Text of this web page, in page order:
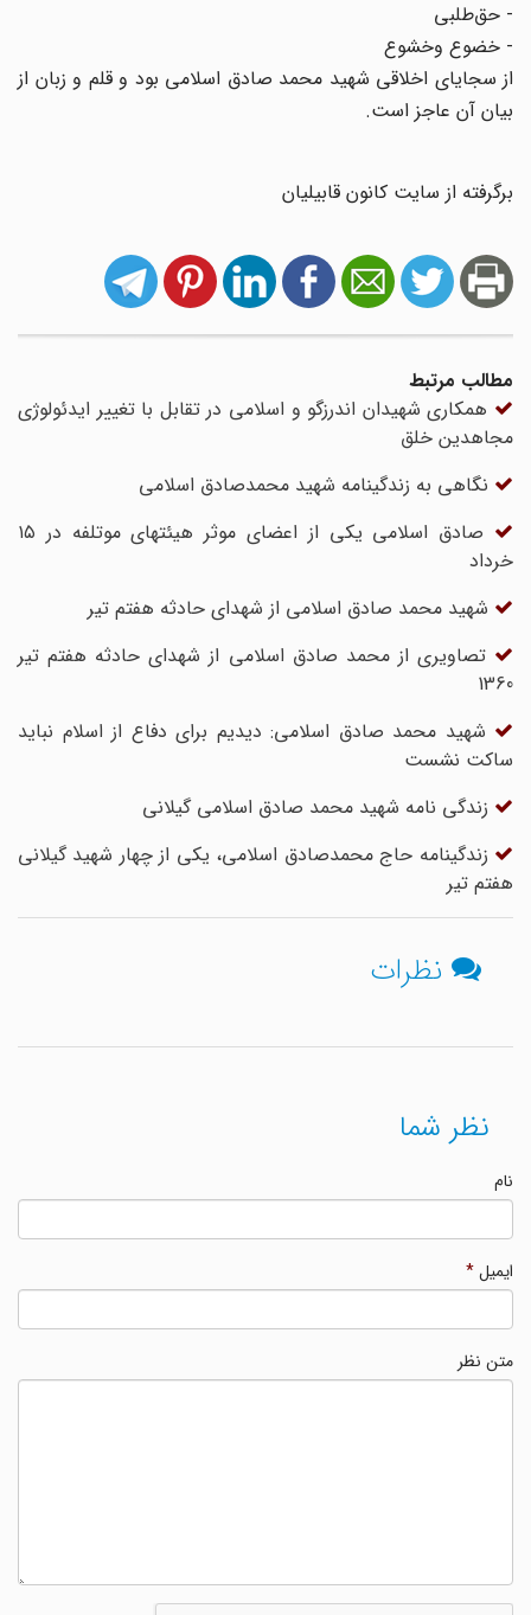
- حق‌طلبی
- خضوع وخشوع
از سجایای اخلاقی شهید محمد صادق اسلامی بود و قلم و زبان از
بیان آن عاجز است.
برگرفته از سایت کانون قابیلیان
مطالب مرتبط
همکاری شهیدان اندرزگو و اسلامی در تقابل با تغییر ایدئولوژی
مجاهدین خلق
نگاهی به زندگینامه شهید محمدصادق اسلامی
صادق اسلامی یکی از اعضای موثر هیئتهای موتلفه در ۱۵
خرداد
شهید محمد صادق اسلامی از شهدای حادثه هفتم تیر
تصاویری از محمد صادق اسلامی از شهدای حادثه هفتم تیر
1360
شهید محمد صادق اسلامی: دیدیم برای دفاع از اسلام نباید
ساکت نشست
زندگی نامه شهید محمد صادق اسلامی گیلانی
زندگینامه حاج محمدصادق اسلامی، یکی از چهار شهید گیلانی
هفتم تیر
نظرات
نظر شما
ایمیل*
متن نظر